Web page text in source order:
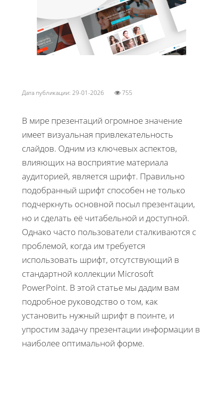
Дата публикации: 29-01-2026 755
В мире презентаций огромное значение
имеет визуальная привлекательность
слайдов. Одним из ключевых аспектов,
влияющих на восприятие материала
аудиторией, является шрифт. Правильно
подобранный шрифт способен не только
подчеркнуть основной посыл презентации,
но и сделать её читабельной и доступной.
Однако часто пользователи сталкиваются с
проблемой, когда им требуется
использовать шрифт, отсутствующий в
стандартной коллекции Microsoft
PowerPoint. В этой статье мы дадим вам
подробное руководство о том, как
установить нужный шрифт в поинте, и
упростим задачу презентации информации в
наиболее оптимальной форме.